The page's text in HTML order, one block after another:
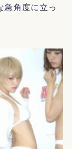
急角度に立っ